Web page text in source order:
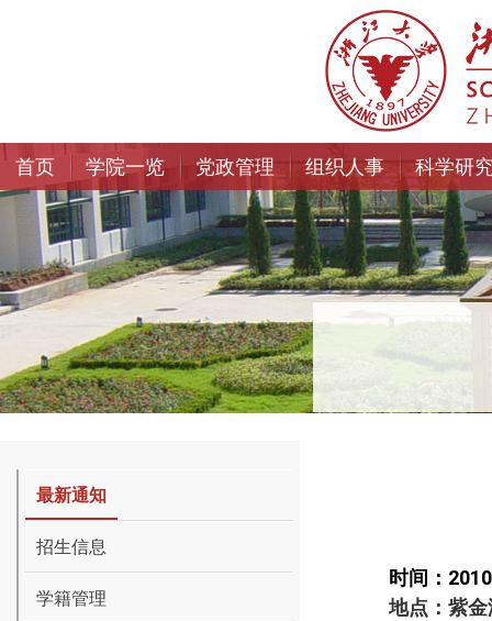
首页 学院一览 党政管理 组织人事 科学研
最新通知
招生信息
学籍管理
时间： 2010
地点：紫